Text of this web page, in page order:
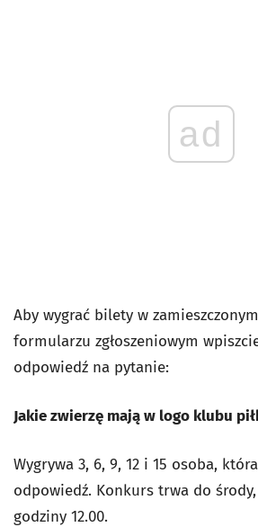
ad
Aby wygrać bilety w
formularzu zgłoszeniowym
odpowiedź na pytanie:
Jakie zwierzę mają w logo klubu
Wygrywa 3, 6, 9, 12 i 15 osoba,
odpowiedź. Konkurs trwa do
godziny 12.00.